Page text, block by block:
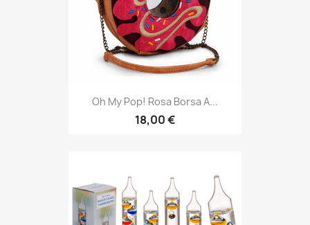
Oh My Pop! Rosa Borsa A...
18,00 €